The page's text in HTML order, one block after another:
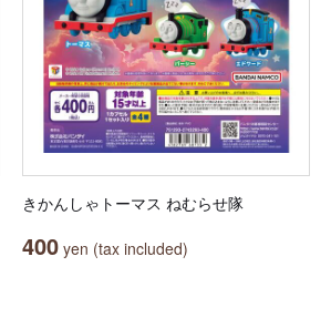
きかんしゃトーマス ねむらせ隊
400 yen (tax included)